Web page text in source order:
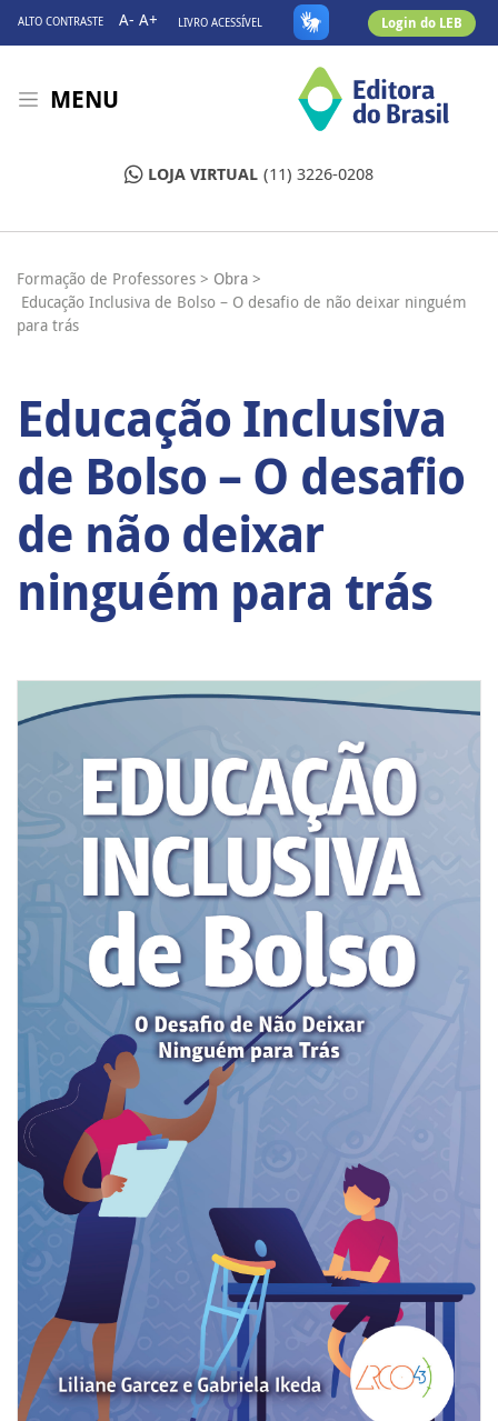
ALTO CONTRASTE A- A+ LIVRO ACESSÍVEL Login do LEB
MENU
LOJA VIRTUAL (11) 3226-0208
Formação de Professores > Obra >
Educação Inclusiva de Bolso – O desafio de não deixar ninguém
para trás
Educação Inclusiva
de Bolso – O desafio
de não deixar
ninguém para trás